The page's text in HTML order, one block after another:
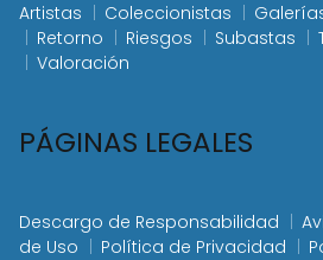
Artistas Coleccionistas
Retorno
Riesgos Subastas
Valoración
PÁGINAS LEGALES
Descargo de Responsabilidad
de Uso
Política de Privacidad